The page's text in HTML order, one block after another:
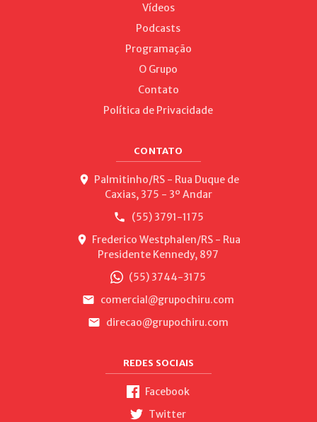
Vídeos
Podcasts
Programação
O Grupo
Contato
Política de Privacidade
CONTATO
Palmitinho/RS - Rua Duque de
Caxias, 375 - 3º Andar
(55) 3791-1175
Frederico Westphalen/RS - Rua
Presidente Kennedy, 897
(55) 3744-3175
comercial@grupochiru.com
direcao@grupochiru.com
REDES SOCIAIS
Facebook
Twitter